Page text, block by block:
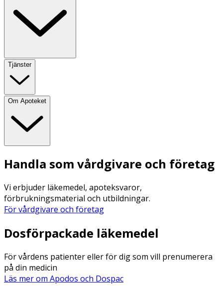
Tjänster
Om Apoteket
Handla som vårdgivare och företag
Vi erbjuder läkemedel, apoteksvaror,
förbrukningsmaterial och utbildningar.
För vårdgivare och företag
Dosförpackade läkemedel
För vårdens patienter eller för dig som vill prenumerera
på din medicin
Läs mer om Apodos och Dospac